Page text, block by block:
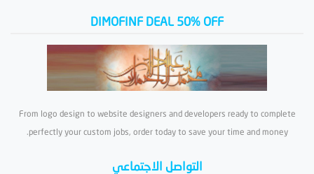
DIMOFINF DEAL 50% OFF
From logo design to website designers and developers ready to complete
perfectly your custom jobs, order today to save your time and money.
التواصل الاجتماعي